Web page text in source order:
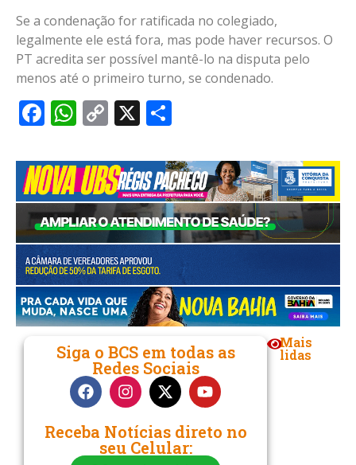
Se a condenação for ratificada no colegiado,
legalmente ele está fora, mas pode haver recursos. O
PT acredita ser possível mantê-lo na disputa pelo
menos até o primeiro turno, se condenado.
Facebook
WhatsApp
Copy
X
Siga o BCS em todas as
Redes Sociais
Receba Notícias direto no
seu Celular:
Mais
lidas